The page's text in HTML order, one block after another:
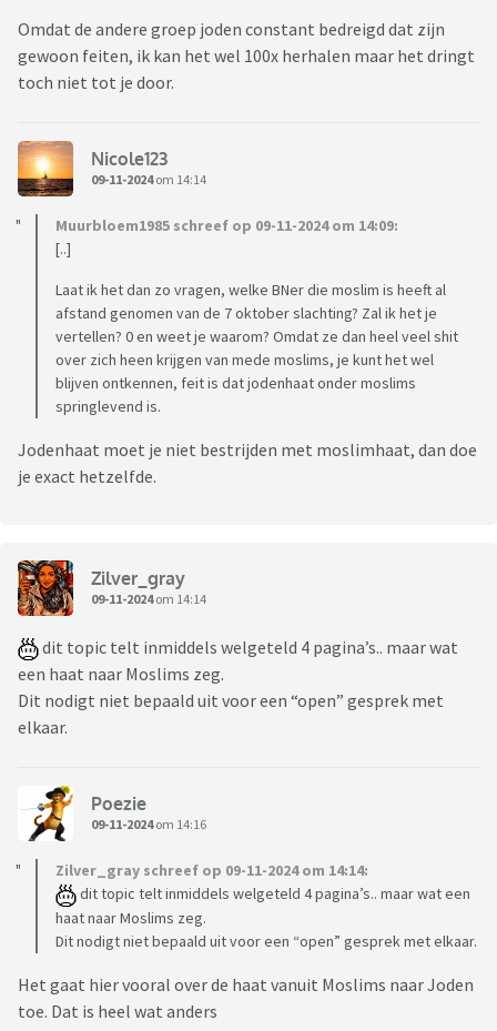
Omdat de andere groep joden constant bedreigd dat zijn
gewoon feiten, ik kan het wel 100x herhalen maar het dringt
toch niet tot je door.
Nicole123
09-11-2024om 14:14
Muurbloem1985 schreef op 09-11-2024 om 14:09:
[..]
Laat ik het dan zo vragen, welke BNer die moslim is heeft al
afstand genomen van de 7 oktober slachting? Zal ik het je
vertellen? 0 en weet je waarom? Omdat ze dan heel veel shit
over zich heen krijgen van mede moslims, je kunt het wel
blijven ontkennen, feit is dat jodenhaat onder moslims
springlevend is.
Jodenhaat moet je niet bestrijden met moslimhaat, dan doe
je exact hetzelfde.
Zilver_gray
09-11-2024om 14:14
dit topic telt inmiddels welgeteld 4 pagina’s.. maar wat
een haat naar Moslims zeg.
Dit nodigt niet bepaald uit voor een “open” gesprek met
elkaar.
Poezie
09-11-2024om 14:16
Zilver_gray schreef op 09-11-2024 om 14:14:
dit topic telt inmiddels welgeteld 4 pagina’s.. maar wat een
haat naar Moslims zeg.
Dit nodigt niet bepaald uit voor een “open” gesprek met elkaar.
Het gaat hier vooral over de haat vanuit Moslims naar Joden
toe. Dat is heel wat anders